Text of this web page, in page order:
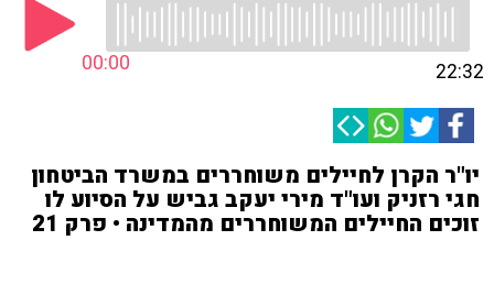
00:00 22:32
יו"ר הקרן לחיילים משוחררים במשרד הביטחון
חגי רזניק ועו"ד מירי יעקב גביש על הסיוע לו
זוכים החיילים המשוחררים מהמדינה • פרק 21